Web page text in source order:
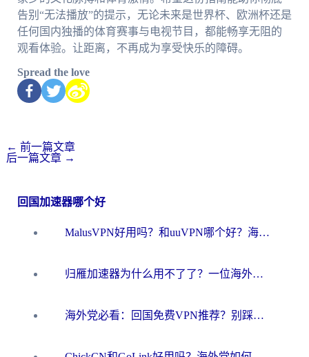
告别“无法播放”的提示，无论未来是世界杯、欧洲杯还是
任何国内独播的体育赛事与电视节目，都能畅享无阻的
观看体验。让距离，不再成为享受快乐的障碍。
Spread the love
← 前一篇文章
后一篇文章 →
回国加速器哪个好
MalusVPN好用吗？和uuVPN哪个好？海外党无缝访问国内资源的真实对比与选择指南
归雁加速器为什么用不了了？一位海外游子的真实困惑与技术解答
海外党必看：回国免费VPN推荐？别踩坑！教你选对加速器无缝刷国内资源